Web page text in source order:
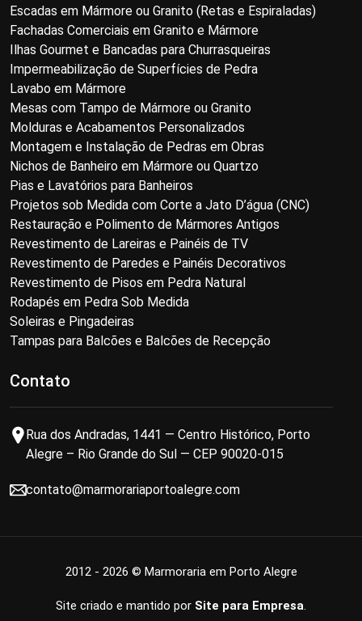
Escadas em Mármore ou Granito (Retas e Espiraladas)
Fachadas Comerciais em Granito e Mármore
Ilhas Gourmet e Bancadas para Churrasqueiras
Impermeabilização de Superfícies de Pedra
Lavabo em Mármore
Mesas com Tampo de Mármore ou Granito
Molduras e Acabamentos Personalizados
Montagem e Instalação de Pedras em Obras
Nichos de Banheiro em Mármore ou Quartzo
Pias e Lavatórios para Banheiros
Projetos sob Medida com Corte a Jato D’água (CNC)
Restauração e Polimento de Mármores Antigos
Revestimento de Lareiras e Painéis de TV
Revestimento de Paredes e Painéis Decorativos
Revestimento de Pisos em Pedra Natural
Rodapés em Pedra Sob Medida
Soleiras e Pingadeiras
Tampas para Balcões e Balcões de Recepção
Contato
Rua dos Andradas, 1441 — Centro Histórico, Porto
Alegre – Rio Grande do Sul — CEP 90020-015
contato@marmorariaportoalegre.com
2012 - 2026 © Marmoraria em Porto Alegre
Site criado e mantido por Site para Empresa